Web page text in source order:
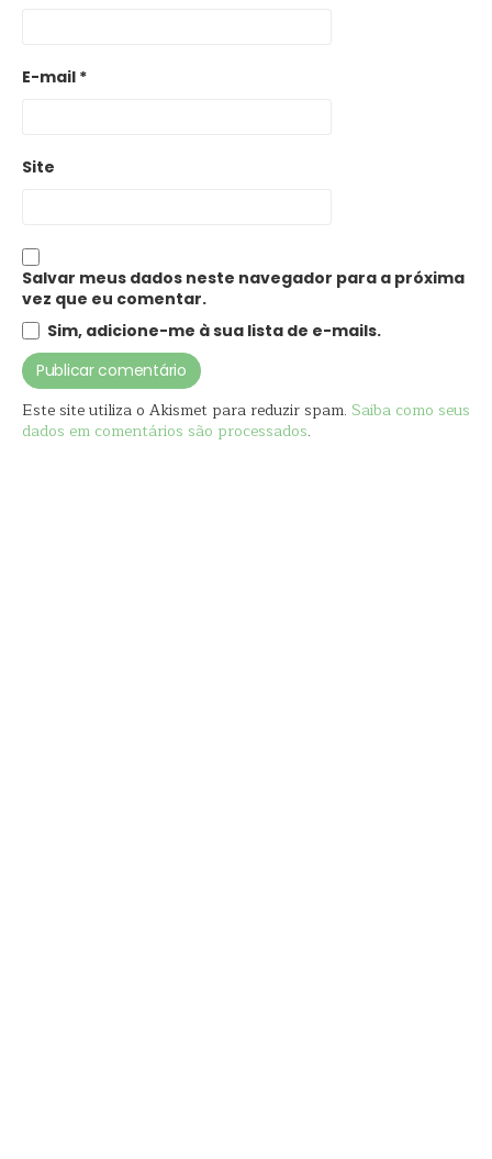
E-mail *
Site
Salvar meus dados neste navegador para a próxima
vez que eu comentar.
Sim, adicione-me à sua lista de e-mails.
Este site utiliza o Akismet para reduzir spam. Saiba como seus
dados em comentários são processados.